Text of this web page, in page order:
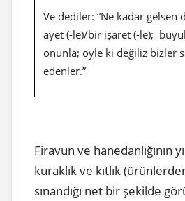
Ve dediler: “Ne kadar gelsen
ayet (-le)/bir işaret (-le);
onunla; öyle ki değiliz bizler
edenler.”
Firavun ve hanedanlığının
kuraklık ve kıtlık
sınandığı net bir şekilde